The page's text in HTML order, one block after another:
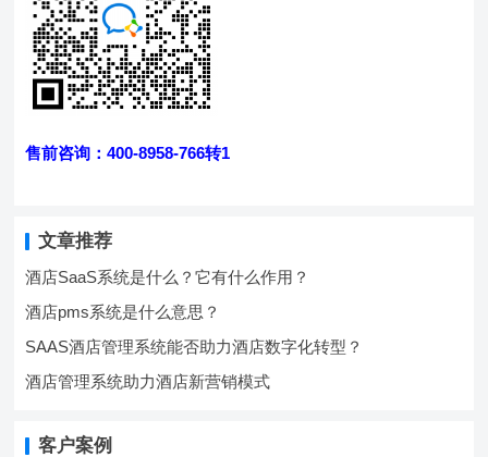
售前咨询：400-8958-766转1
文章推荐
酒店SaaS系统是什么？它有什么作用？
酒店pms系统是什么意思？
SAAS酒店管理系统能否助力酒店数字化转型？
酒店管理系统助力酒店新营销模式
客户案例